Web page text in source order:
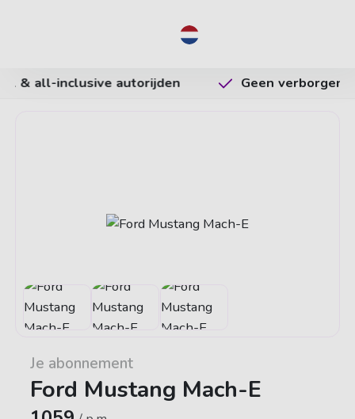
Geen verborgen kosten Vrijheid
Je abonnement
Ford Mustang Mach-E